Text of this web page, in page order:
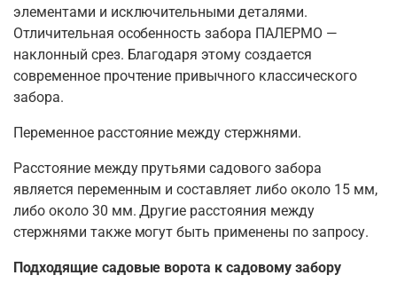
элементами и исключительными деталями.
Отличительная особенность забора ПАЛЕРМО —
наклонный срез. Благодаря этому создается
современное прочтение привычного классического
забора.
Переменное расстояние между стержнями.
Расстояние между прутьями садового забора
является переменным и составляет либо около 15 мм,
либо около 30 мм. Другие расстояния между
стержнями также могут быть применены по запросу.
Подходящие садовые ворота к садовому забору